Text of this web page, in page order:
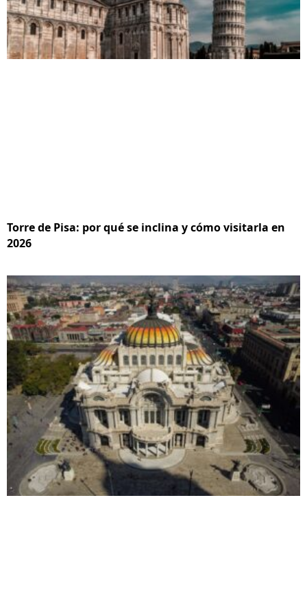
Torre de Pisa: por qué se inclina y cómo visitarla en
2026